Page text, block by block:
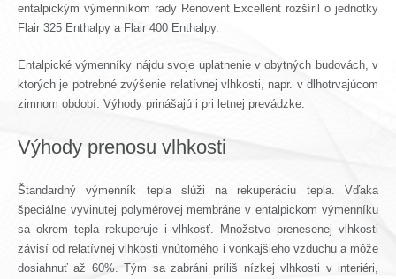
entalpickým výmenníkom rady Renovent Excellent rozšíril o jednotky
Flair 325 Enthalpy a Flair 400 Enthalpy.
Entalpické výmenníky nájdu svoje uplatnenie v obytných budovách, v
ktorých je potrebné zvýšenie relatívnej vlhkosti, napr. v dlhotrvajúcom
zimnom období. Výhody prinášajú i pri letnej prevádzke.
Výhody prenosu vlhkosti
Štandardný výmenník tepla slúži na rekuperáciu tepla. Vďaka
špeciálne vyvinutej polymérovej membráne v entalpickom výmenníku
sa okrem tepla rekuperuje i vlhkosť. Množstvo prenesenej vlhkosti
závisí od relatívnej vlhkosti vnútorného i vonkajšieho vzduchu a môže
dosiahnuť až 60%. Tým sa zabráni príliš nízkej vlhkosti v interiéri,